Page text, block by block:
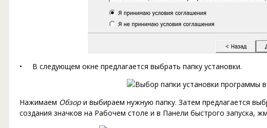
• В следующем окне предлагается выбрать папку установки.
Нажимаем Обзор и выбираем нужную папку. Затем предлагается
создания значков на Рабочем столе и в Панели быстрого запуска,